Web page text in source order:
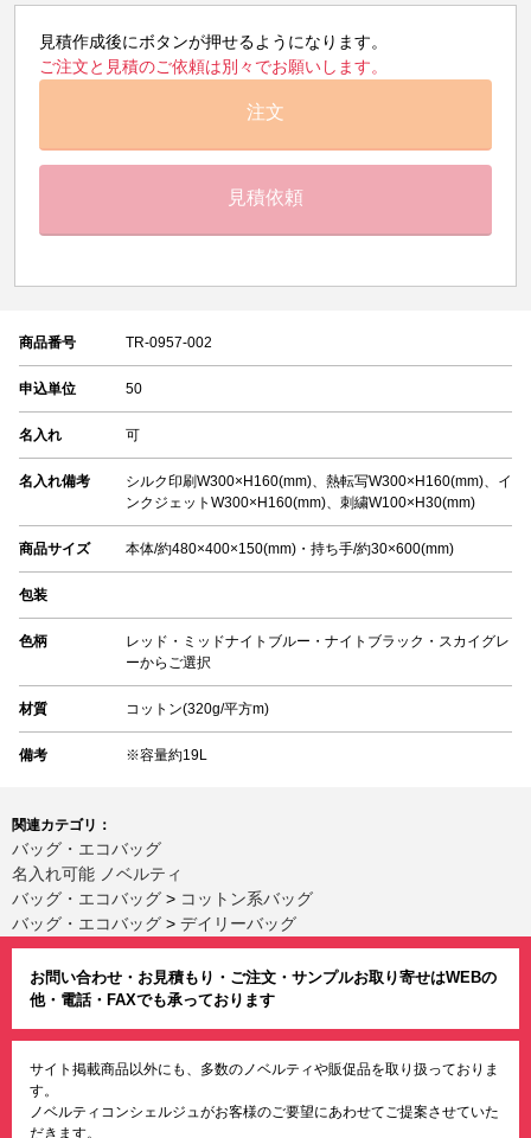
見積作成後にボタンが押せるようになります。
ご注文と見積のご依頼は別々でお願いします。
注文
見積依頼
商品番号 TR-0957-002
申込単位 50
名入れ 可
名入れ備考
シルク印刷W300×H160(mm)、熱転写W300×H160(mm)、イ
ンクジェットW300×H160(mm)、刺繍W100×H30(mm)
商品サイズ 本体/約480×400×150(mm)・持ち手/約30×600(mm)
包装
色柄
レッド・ミッドナイトブルー・ナイトブラック・スカイグレ
ーからご選択
材質 コットン(320g/平方m)
備考 ※容量約19L
関連カテゴリ：
バッグ・エコバッグ
名入れ可能 ノベルティ
バッグ・エコバッグ > コットン系バッグ
バッグ・エコバッグ > デイリーバッグ
お問い合わせ・お見積もり・ご注文・サンプルお取り寄せはWEBの
他・電話・FAXでも承っております
サイト掲載商品以外にも、多数のノベルティや販促品を取り扱っておりま
す。
ノベルティコンシェルジュがお客様のご要望にあわせてご提案させていた
だきます。